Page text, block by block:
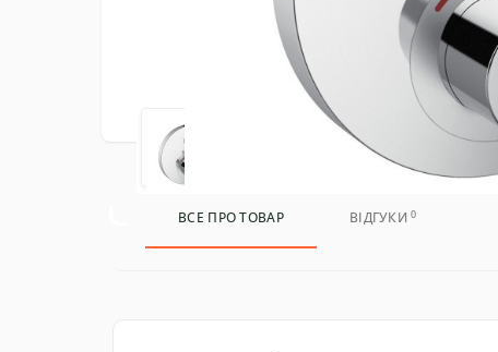
ВСЕ ПРО ТОВАР ВІДГУКИ0